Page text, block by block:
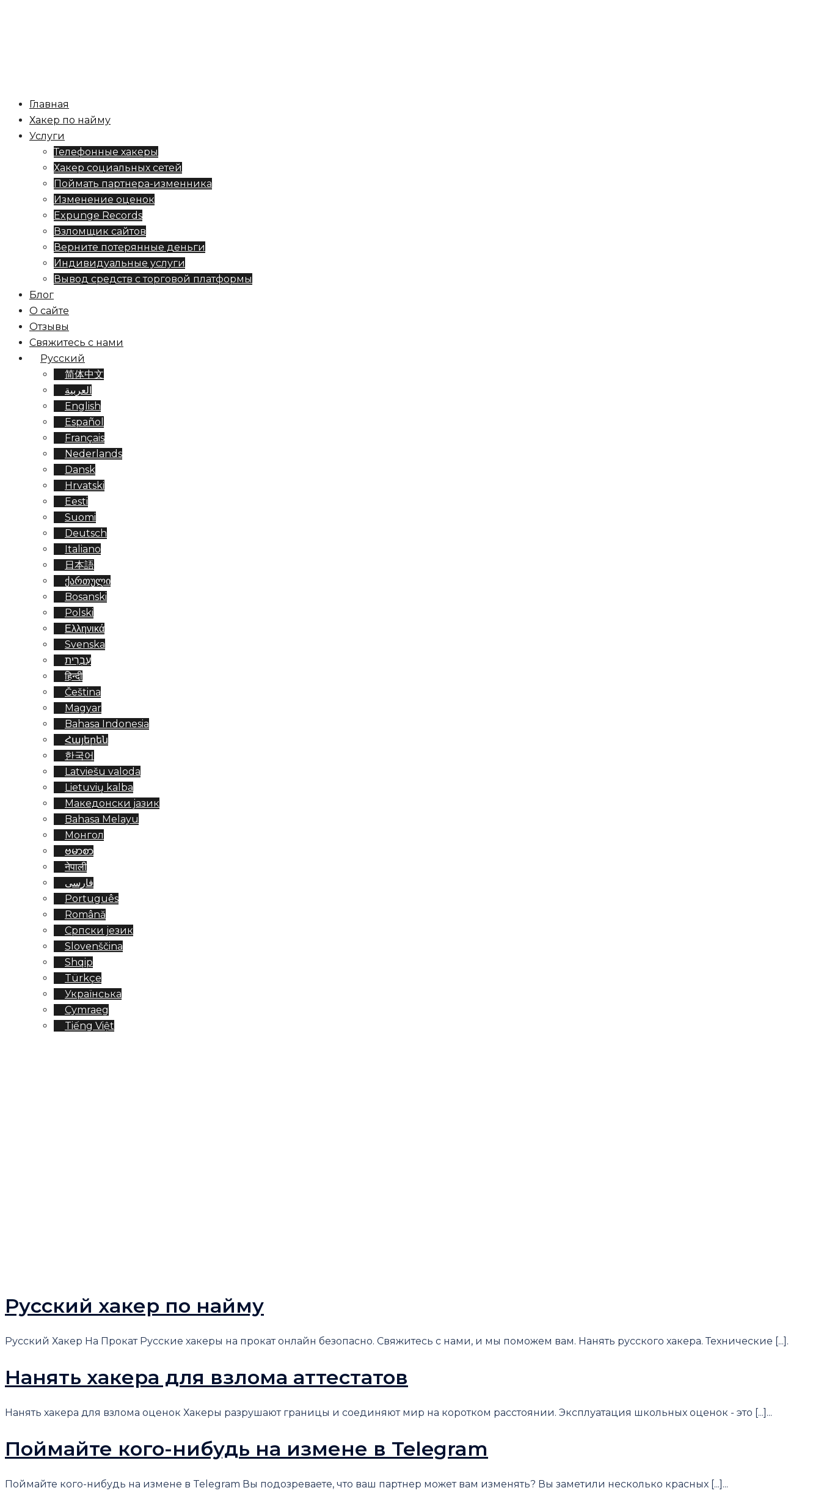
хакера
Главная
Хакер по найму
Услуги
Телефонные хакеры
Хакер социальных сетей
Поймать партнера-изменника
Изменение оценок
Expunge Records
Взломщик сайтов
Верните потерянные деньги
Индивидуальные услуги
Вывод средств с торговой платформы
Блог
О сайте
Отзывы
Свяжитесь с нами
Русский
简体中文
العربية
English
Español
Français
Nederlands
Dansk
Hrvatski
Eesti
Suomi
Deutsch
Italiano
日本語
ქართული
Bosanski
Polski
Ελληνικά
Svenska
עִבְרִית
हिन्दी
Čeština
Magyar
Bahasa Indonesia
Հայերեն
한국어
Latviešu valoda
Lietuvių kalba
Македонски јазик
Bahasa Melayu
Монгол
ဗမာစာ
नेपाली
فارسی
Português
Română
Српски језик
Slovenščina
Shqip
Türkçe
Українська
Cymraeg
Tiếng Việt
Русский хакер по найму
Русский Хакер На Прокат Русские хакеры на прокат онлайн безопасно. Свяжитесь с нами, и мы поможем вам. Нанять русского хакера. Технические [...].
Нанять хакера для взлома аттестатов
Нанять хакера для взлома оценок Хакеры разрушают границы и соединяют мир на коротком расстоянии. Эксплуатация школьных оценок - это [...]...
Поймайте кого-нибудь на измене в Telegram
Поймайте кого-нибудь на измене в Telegram Вы подозреваете, что ваш партнер может вам изменять? Вы заметили несколько красных [...]...